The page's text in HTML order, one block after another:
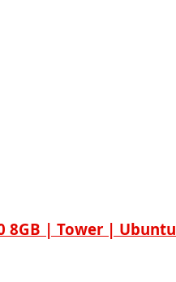
8GB | Tower | Ubuntu